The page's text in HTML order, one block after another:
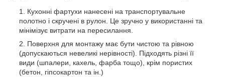
Кухонні фартухи нанесені на транспортувальне
полотно і скручені в рулон. Це зручно у використанні та
мінімізує витрати на пересилання.
Поверхня для монтажу має бути чистою та рівною
(допускаються невеликі нерівності). Підходять різні її
види (шпалери, кахель, фарба тощо), крім пористих
(бетон, гіпсокартон та ін.)